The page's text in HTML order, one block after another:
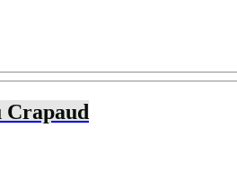
Crapaud